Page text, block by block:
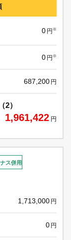
0 円 ※
0 円 ※
687,200 円
）
1,961,422 円
ス併用
1,713,000 円
0 円